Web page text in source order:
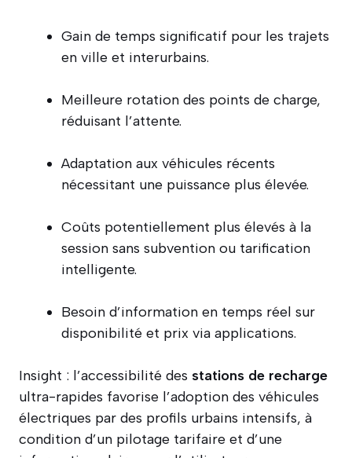
Gain de temps significatif pour les trajets
en ville et interurbains.
Meilleure rotation des points de charge,
réduisant l’attente.
Adaptation aux véhicules récents
nécessitant une puissance plus élevée.
Coûts potentiellement plus élevés à la
session sans subvention ou tarification
intelligente.
Besoin d’information en temps réel sur
disponibilité et prix via applications.
Insight : l’accessibilité des stations de recharge
ultra-rapides favorise l’adoption des véhicules
électriques par des profils urbains intensifs, à
condition d’un pilotage tarifaire et d’une